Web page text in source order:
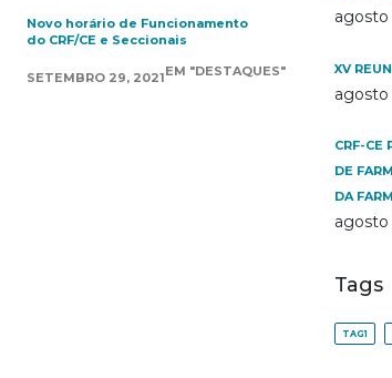
Novo horário de Funcionamento
do CRF/CE e Seccionais
SETEMBRO 29, 2021EM "DESTAQUES"
agosto
XV
agosto
CRF-CE
DE
DA
agosto
Tags
TAG1